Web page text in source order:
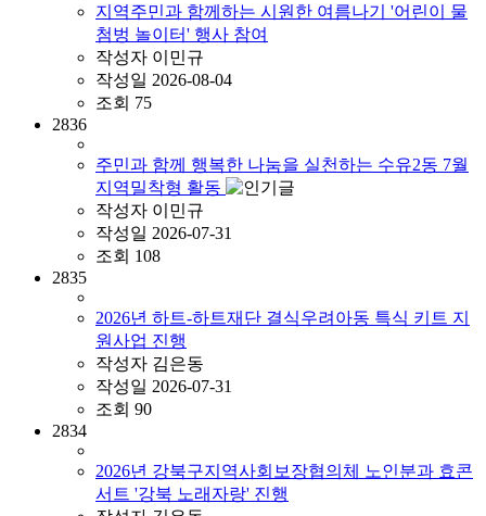
지역주민과 함께하는 시원한 여름나기 '어린이 물
첨벙 놀이터' 행사 참여
작성자 이민규
작성일 2026-08-04
조회 75
2836
주민과 함께 행복한 나눔을 실천하는 수유2동 7월
지역밀착형 활동
작성자 이민규
작성일 2026-07-31
조회 108
2835
2026년 하트-하트재단 결식우려아동 특식 키트 지
원사업 진행
작성자 김은동
작성일 2026-07-31
조회 90
2834
2026년 강북구지역사회보장협의체 노인분과 효콘
서트 '강북 노래자랑' 진행